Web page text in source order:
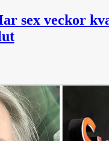
sex veckor